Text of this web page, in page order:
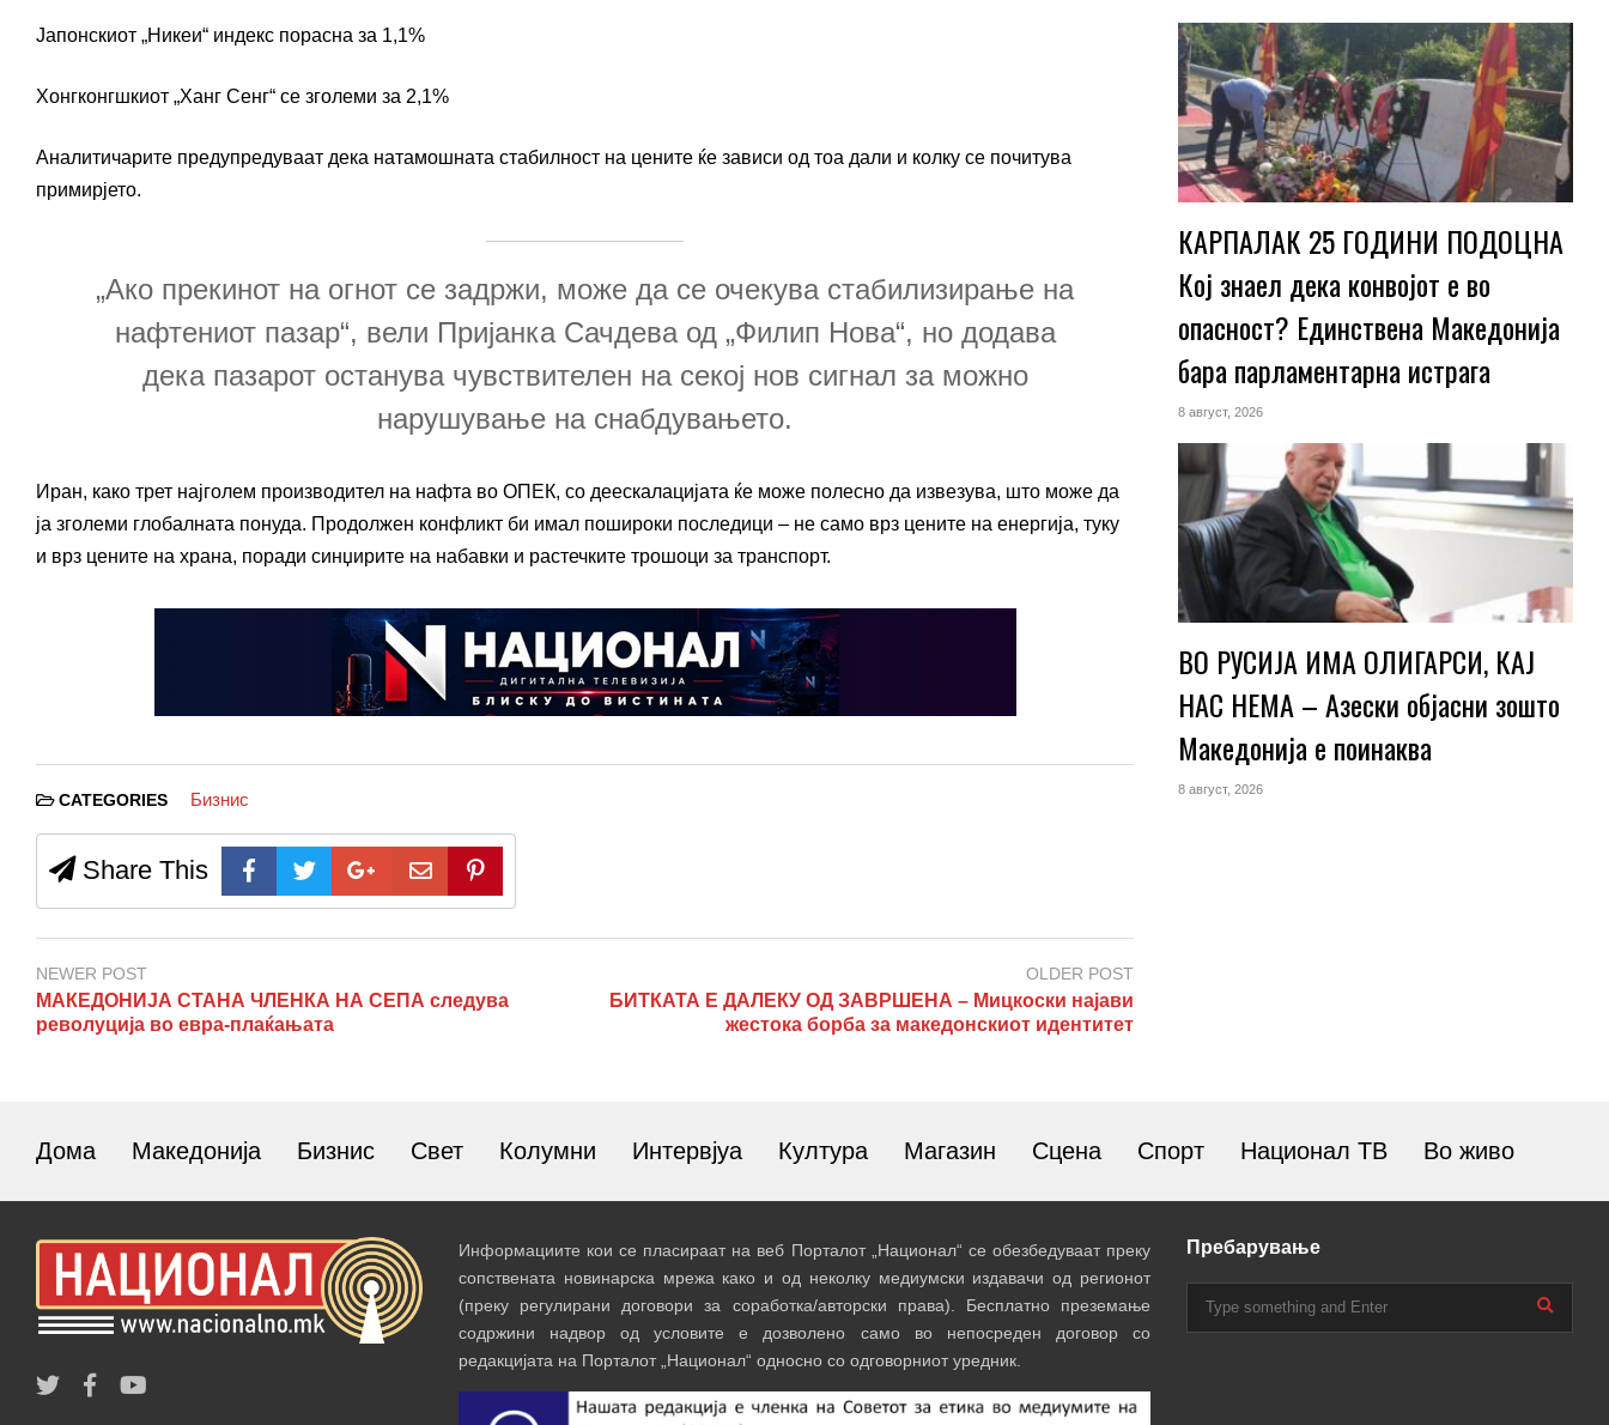
Јапонскиот „Никеи“ индекс порасна за 1,1%
Хонгконгшкиот „Ханг Сенг“ се зголеми за 2,1%
Аналитичарите предупредуваат дека натамошната стабилност на цените ќе зависи од тоа дали и колку се почитува
примирјето.
„Ако прекинот на огнот се задржи, може да се очекува стабилизирање на
нафтениот пазар“, вели Пријанка Сачдева од „Филип Нова“, но додава
дека пазарот останува чувствителен на секој нов сигнал за можно
нарушување на снабдувањето.
Иран, како трет најголем производител на нафта во ОПЕК, со деескалацијата ќе може полесно да извезува, што може да
ја зголеми глобалната понуда. Продолжен конфликт би имал пошироки последици – не само врз цените на енергија, туку
и врз цените на храна, поради синџирите на набавки и растечките трошоци за транспорт.
CATEGORIES Бизнис
Share This
NEWER POST
МАКЕДОНИЈА СТАНА ЧЛЕНКА НА СЕПА следува
револуција во евра-плаќањата
OLDER POST
БИТКАТА Е ДАЛЕКУ ОД ЗАВРШЕНА – Мицкоски најави
жестока борба за македонскиот идентитет
КАРПАЛАК 25 ГОДИНИ ПОДОЦНА
Кој знаел дека конвојот е во
опасност? Единствена Македoнија
бара парламентарна истрага
8 август, 2026
ВО РУСИЈА ИМА ОЛИГАРСИ, КАЈ
НАС НЕМА – Азески објасни зошто
Македонија е поинаква
8 август, 2026
Дома Македонија Бизнис Свет Колумни Интервјуа Култура Магазин Сцена Спорт Национал ТВ Во живо
Информациите кои се пласираат на веб Порталот „Национал“ се обезбедуваат преку
сопствената новинарска мрежа како и од неколку медиумски издавачи од регионот
(преку регулирани договори за соработка/авторски права). Бесплатно преземање
содржини надвор од условите е дозволено само во непосреден договор со
редакцијата на Порталот „Национал“ односно со одговорниот уредник.
Пребарување